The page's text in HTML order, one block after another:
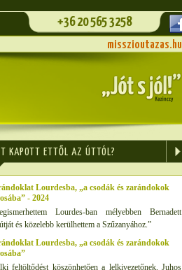
+36 20 565 3258
misszioutazas.hu
KAPOTT ETTŐL AZ ÚTTÓL?
Lourdesba, „a csodák és zarándokok
- 2024
Lourdes-ban mélyebben Bernadett
és közelebb kerülhettem a Szűzanyához.”
Lourdesba, „a csodák és zarándokok
feltöltődést köszönhetően a lelkivezetőnek, Juhos